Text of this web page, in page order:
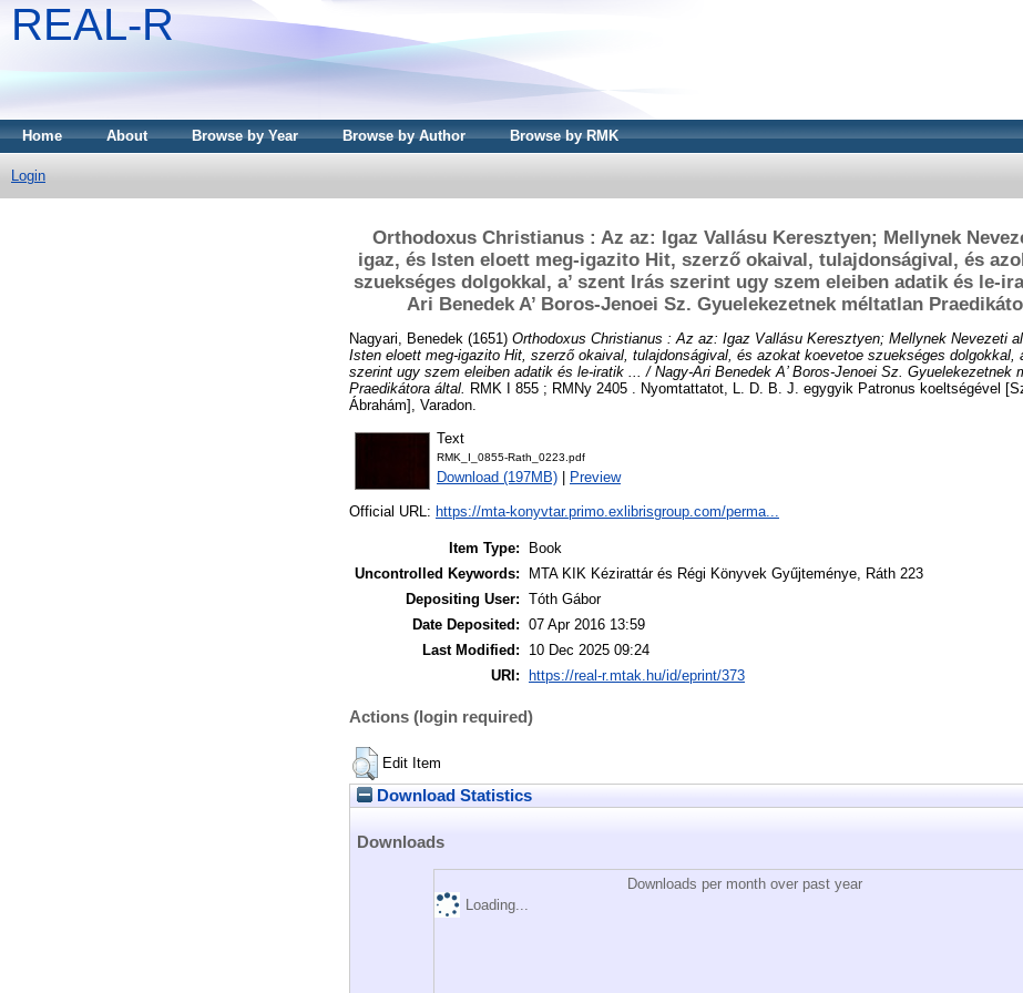
REAL-R
Home About Browse by Year Browse by Author Browse by RMK
Login
Orthodoxus Christianus : Az az: Igaz Vallásu Keresztyen; Mellynek
igaz, és Isten eloett meg-igazito Hit, szerző okaival, tulajdonságival, és
szuekséges dolgokkal, a’ szent Irás szerint ugy szem eleiben adatik és le-
Ari Benedek A’ Boros-Jenoei Sz. Gyuelekezetnek méltatlan
Nagyari, Benedek (1651) Orthodoxus Christianus : Az az: Igaz Vallásu Keresztyen; Mellynek Nevezeti
Isten eloett meg-igazito Hit, szerző okaival, tulajdonságival, és azokat koevetoe szuekséges dolgokkal,
szerint ugy szem eleiben adatik és le-iratik ... / Nagy-Ari Benedek A’ Boros-Jenoei Sz. Gyuelekezetnek
Praedikátora által. RMK I 855 ; RMNy 2405 . Nyomtattatot, L. D. B. J. egygyik Patronus koeltségével
Ábrahám], Varadon.
Text
RMK_I_0855-Rath_0223.pdf
Download (197MB) Preview
Official URL: https://mta-konyvtar.primo.exlibrisgroup.com/perma...
Item Type:
Book
Uncontrolled Keywords:
MTA KIK Kézirattár és Régi Könyvek Gyűjteménye, Ráth 223
Depositing User: Tóth Gábor
Date Deposited: 07 Apr 2016 13:59
Last Modified:
10 Dec 2025 09:24
URI:
https://real-r.mtak.hu/id/eprint/373
Actions (login required)
Edit Item
Download Statistics
Downloads
Downloads per month over past year
Loading...